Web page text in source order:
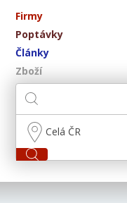
Firmy
Poptávky
Články
Zboží
Celá ČR